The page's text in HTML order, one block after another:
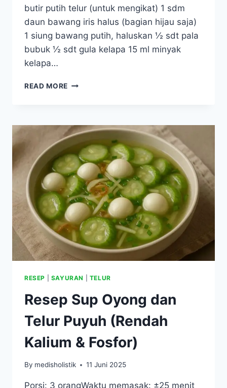
butir putih telur (untuk mengikat) 1 sdm
daun bawang iris halus (bagian hijau saja)
1 siung bawang putih, haluskan ½ sdt pala
bubuk ½ sdt gula kelapa 15 ml minyak
kelapa…
READ MORE RESEP
TANPA
GARAM
RESEP SAYURAN TELUR
Resep Sup Oyong dan
Telur Puyuh (Rendah
Kalium & Fosfor)
By medisholistik 11 Juni 2025
Porsi: 3 orangWaktu memasak: ±25 menit